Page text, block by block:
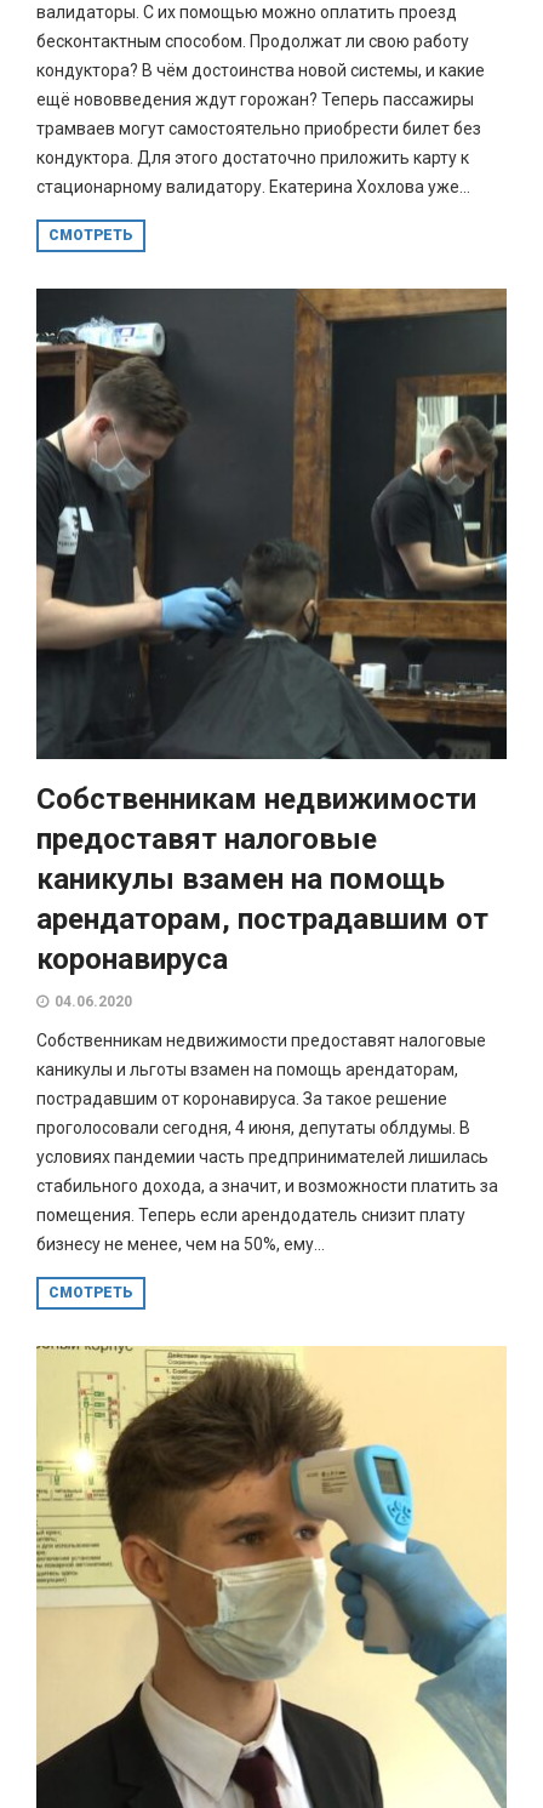
валидаторы. С их помощью можно оплатить проезд
бесконтактным способом. Продолжат ли свою работу
кондуктора? В чём достоинства новой системы, и какие
ещё нововведения ждут горожан? Теперь пассажиры
трамваев могут самостоятельно приобрести билет без
кондуктора. Для этого достаточно приложить карту к
стационарному валидатору. Екатерина Хохлова уже...
СМОТРЕТЬ
Собственникам недвижимости
предоставят налоговые
каникулы взамен на помощь
арендаторам, пострадавшим от
коронавируса
04.06.2020
Собственникам недвижимости предоставят налоговые
каникулы и льготы взамен на помощь арендаторам,
пострадавшим от коронавируса. За такое решение
проголосовали сегодня, 4 июня, депутаты облдумы. В
условиях пандемии часть предпринимателей лишилась
стабильного дохода, а значит, и возможности платить за
помещения. Теперь если арендодатель снизит плату
бизнесу не менее, чем на 50%, ему...
СМОТРЕТЬ